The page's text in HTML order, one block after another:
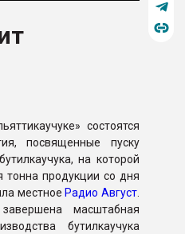
состоятся
посвященные пуску
на которой
тонна продукции со дня
местное Радио Август.
масштабная
бутилкаучука